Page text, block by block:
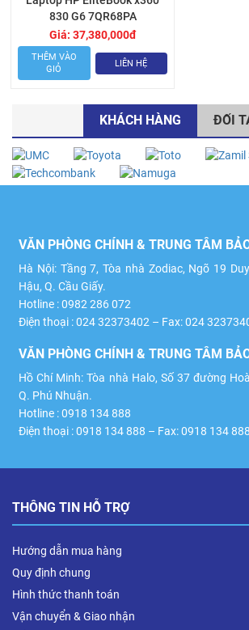
830 G6 7QR68PA
Giá: 37,380,000đ
THÊM VÀO
GIỎ
LIÊN HỆ
KHÁCH HÀNG ĐỐI
VĂN PHÒNG CHÍNH & TRUNG TÂM
Hà Nội: Tầng 7, Tòa nhà Zodiac, Ngõ 19
Hậu, Q. Cầu Giấy.
Hotline : 0982 286 072
Điện thoại : 024 32373402 – Fax: 024
VĂN PHÒNG CHÍNH & TRUNG TÂM
Hồ Chí Minh: Tòa nhà Halo, Số 37 đường
Q. Phú Nhuận.
Hotline : 0918 134 888
Điện thoại : 0918 134 888 – Fax: 0918 134 888
THÔNG TIN HỖ TRỢ
Hướng dẫn mua hàng
Quy định chung
Hình thức thanh toán
Vận chuyển & Giao nhận